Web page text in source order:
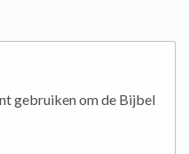
gebruiken om de Bijbel